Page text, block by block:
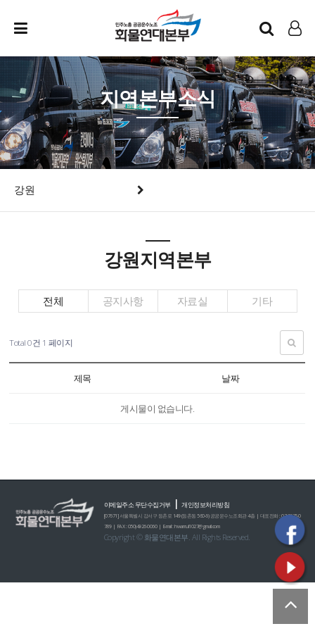
인트라넷
LOG IN
지역본부소식
강원
강원지역본부
전체 공지사항 자료실 기타
Total 0건 1 페이지
제목 날짜
게시물이 없습니다.
이메일주소 무단수집거부|개인정보처리방침
[07671] 서울특별시 강서구 등촌로 149 (등촌동 560-6) 공공운수노조회관 4층 | 대표전화 : 02)2635-0
789 | FAX : 050)4926-0060 | E-mail : hwamul1027@gmail.com
Copyright © 화물연대본부. All Rights Reserved.